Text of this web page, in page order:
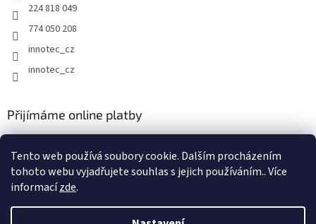
Tento web používá soubory cookie. Dalším procházením
tohoto webu vyjadřujete souhlas s jejich používáním.. Více
informacízde.
224 818 049
774 050 208
innotec_cz
innotec_cz
Přijímáme online platby